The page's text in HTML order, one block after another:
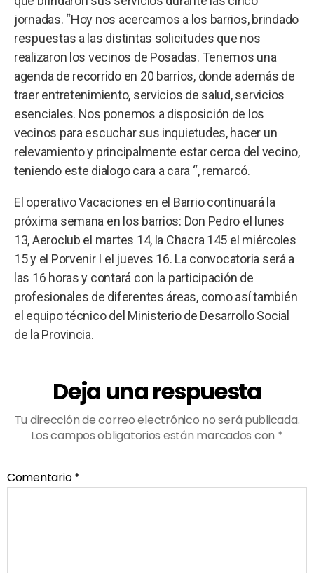
jornadas. “Hoy nos acercamos a los barrios, brindado
respuestas a las distintas solicitudes que nos
realizaron los vecinos de Posadas. Tenemos una
agenda de recorrido en 20 barrios, donde además de
traer entretenimiento, servicios de salud, servicios
esenciales. Nos ponemos a disposición de los
vecinos para escuchar sus inquietudes, hacer un
relevamiento y principalmente estar cerca del vecino,
teniendo este dialogo cara a cara “, remarcó.
El operativo Vacaciones en el Barrio continuará la
próxima semana en los barrios: Don Pedro el lunes
13, Aeroclub el martes 14, la Chacra 145 el miércoles
15 y el Porvenir I el jueves 16. La convocatoria será a
las 16 horas y contará con la participación de
profesionales de diferentes áreas, como así también
el equipo técnico del Ministerio de Desarrollo Social
de la Provincia.
Deja una respuesta
Tu dirección de correo electrónico no será publicada.
Los campos obligatorios están marcados con *
Comentario*